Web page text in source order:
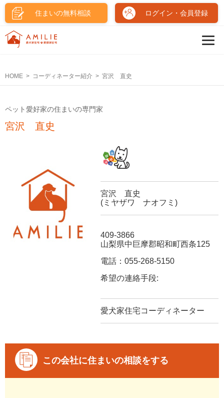
住まいの無料相談 ログイン・会員登録
HOME コーディネーター紹介 宮沢 直史
ペット愛好家の住まいの専門家
宮沢 直史
宮沢 直史
(ミヤザワ ナオフミ)
409-3866
山梨県中巨摩郡昭和町西条125
電話：055-268-5150
希望の連絡手段:
愛犬家住宅コーディネーター
この会社に住まいの相談をする